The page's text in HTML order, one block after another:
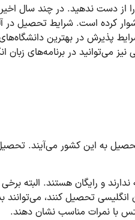
از دست ندهید. در چند سال
کرده است. شرایط تحصیل در
پذیرش در بهترین دانشگاه‌های
می‌توانید در برنامه‌های زبان
به این کشور می‌آیند. تحصیل
دوره‌های آن‌ها کاملاً به زبان انگلیسی است. از این تعداد 60 دانشگاه
انگلیسی تحصیل کنند،
با نمرات مناسب نشان دهند.